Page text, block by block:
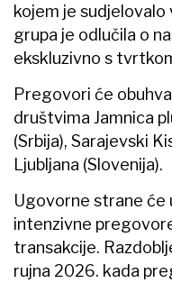
kojem je
grupa je odlučila o
ekskluzivno s
Pregovori će
društvima Jamnica
(Srbija), Sarajevski
Ljubljana (Slovenija).
Ugovorne strane će
intenzivne
transakcije.
rujna 2026. kada